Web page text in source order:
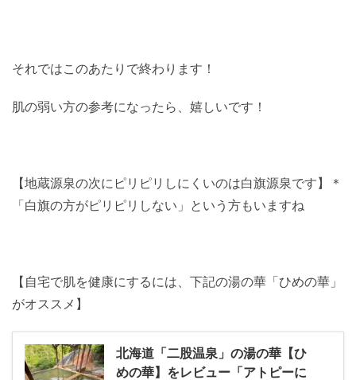
それではこのあたりで終わります！
肌の弱い方の参考になったら、嬉しいです！
【地蔵源泉の次にピリピリしにくいのは白旗源泉です】＊
「白旗の方がピリピリしない」という方もいますね
【自宅で肌を健康にするには、下記の湯の華「ひめの華」
がオススメ】
北海道「二股温泉」の湯の華【ひ
めの華】をレビュー「アトピーに